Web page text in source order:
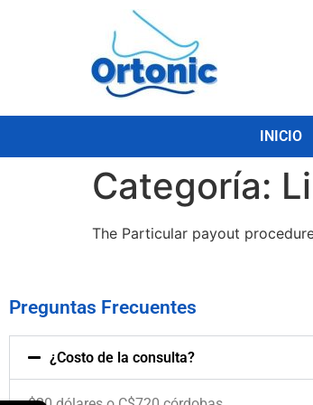
INICIO
Categoría:
The Particular payout
Preguntas Frecuentes
¿Costo de la consulta?